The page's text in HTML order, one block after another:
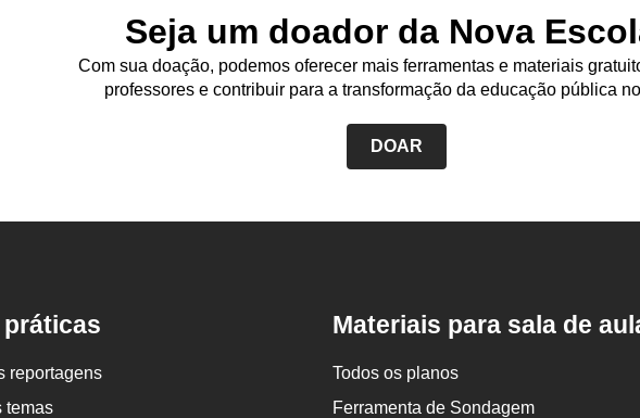
Seja um doador da Nova
Com sua doação, podemos oferecer mais ferramentas e materiais
professores e contribuir para a transformação da educação pública
DOAR
reportagens
temas
Materiais para sala de
Todos os planos
Ferramenta de Sondagem